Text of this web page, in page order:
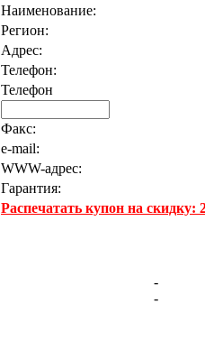
Наименование:
Регион:
Адрес:
Телефон:
Телефон
Факс:
e-mail:
WWW-адрес:
Гарантия:
Распечатать купон на скидку:
-
-